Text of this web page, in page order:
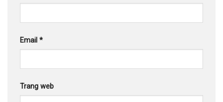
Email *
Trang web